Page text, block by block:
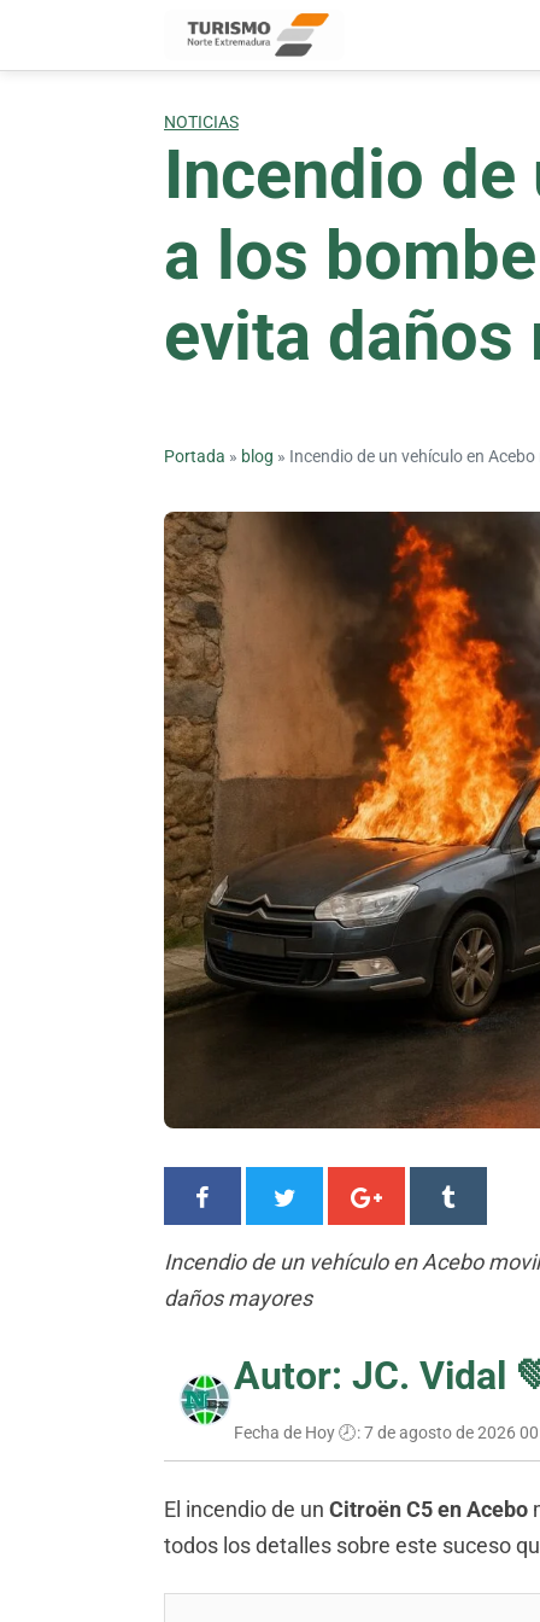
content
NOTICIAS
Incendio
a los
evita daños
Portada » blog » Incendio de un vehículo en
Incendio de un vehículo en Acebo
daños mayores
Autor: JC. Vidal
Fecha de Hoy 🕗:7 de agosto de 2026
El incendio de un Citroën C5 en Acebo
todos los detalles sobre este suceso